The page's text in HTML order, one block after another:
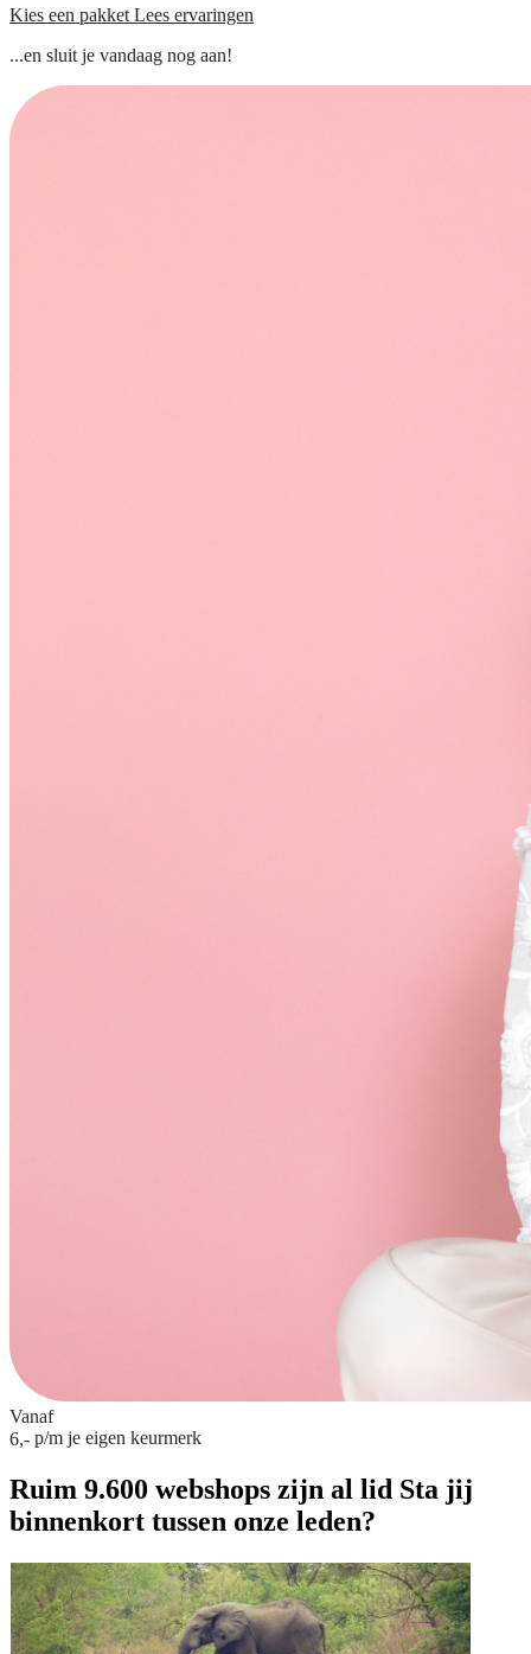
Kies een pakket Lees ervaringen
...en sluit je vandaag nog aan!
Vanaf
6,- p/m je eigen keurmerk
Ruim 9.600 webshops zijn al lid Sta jij
binnenkort tussen onze leden?